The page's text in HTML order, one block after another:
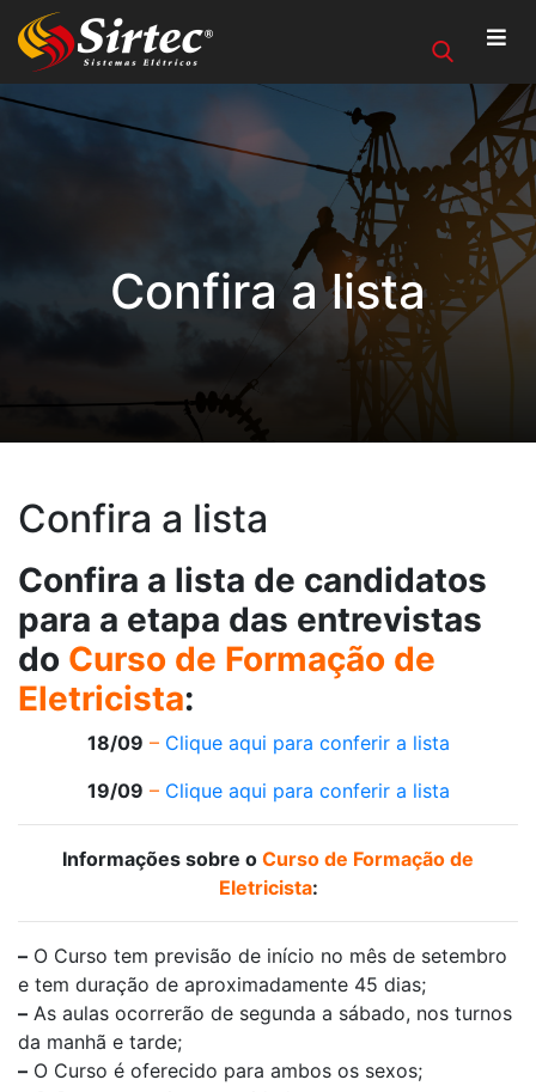
Confira a lista
Confira a lista
Confira a lista de candidatos
para a etapa das entrevistas
do Curso de Formação de
Eletricista:
18/09 – Clique aqui para conferir a lista
19/09 – Clique aqui para conferir a lista
Informações sobre o Curso de Formação de
Eletricista:
– O Curso tem previsão de início no mês de setembro
e tem duração de aproximadamente 45 dias;
– As aulas ocorrerão de segunda a sábado, nos turnos
da manhã e tarde;
– O Curso é oferecido para ambos os sexos;